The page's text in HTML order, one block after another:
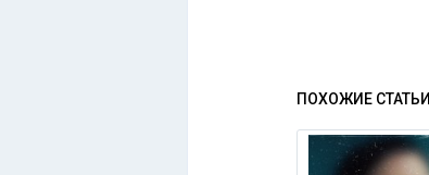
ПОХОЖИЕ СТАТЬИ